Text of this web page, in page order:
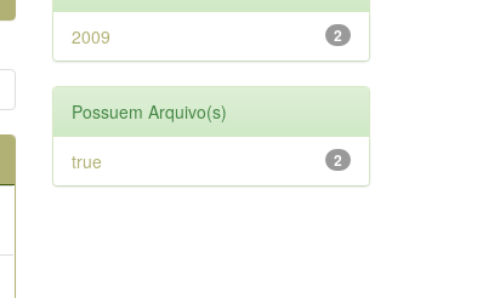
2
2009
Possuem Arquivo(s)
2
true